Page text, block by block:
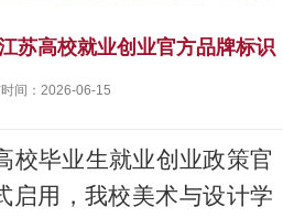
苏高校就业创业官方品牌标识
间：2026-06-15
毕业生就业创业政策官
启用，我校美术与设计学